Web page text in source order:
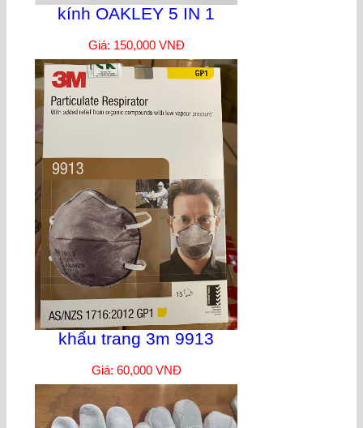
kính OAKLEY 5 IN 1
Giá: 150,000 VNĐ
khẩu trang 3m 9913
Giá: 60,000 VNĐ